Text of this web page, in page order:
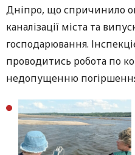
Дніпро, що спричинило
каналізації міста та
господарювання.
проводитись робота по
недопущенню погіршення